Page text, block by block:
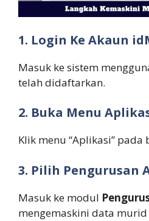
1. Login Ke Akaun
Masuk ke sistem
telah didaftarkan.
2. Buka Menu
Klik menu “Aplikasi”
3. Pilih Pengurusan
Masuk ke modul
mengemaskini data